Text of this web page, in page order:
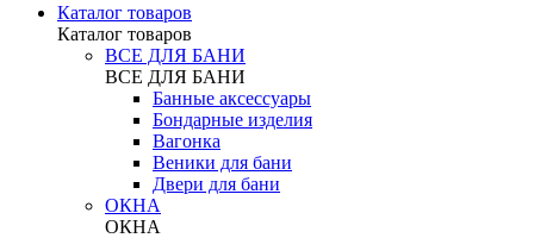
Каталог товаров
Каталог товаров
ВСЕ ДЛЯ БАНИ
ВСЕ ДЛЯ БАНИ
Банные аксессуары
Бондарные изделия
Вагонка
Веники для бани
Двери для бани
ОКНА
ОКНА